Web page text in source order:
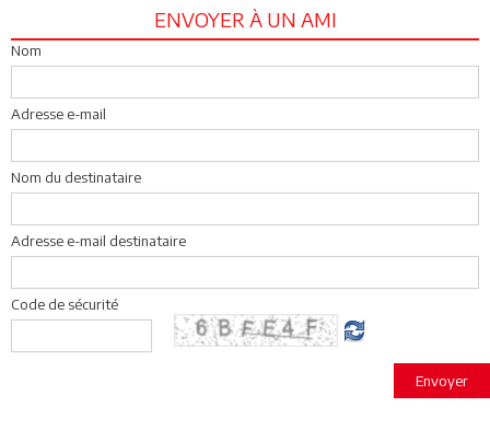
ENVOYER À UN AMI
Nom
Adresse e-mail
Nom du destinataire
Adresse e-mail destinataire
Code de sécurité
Envoyer